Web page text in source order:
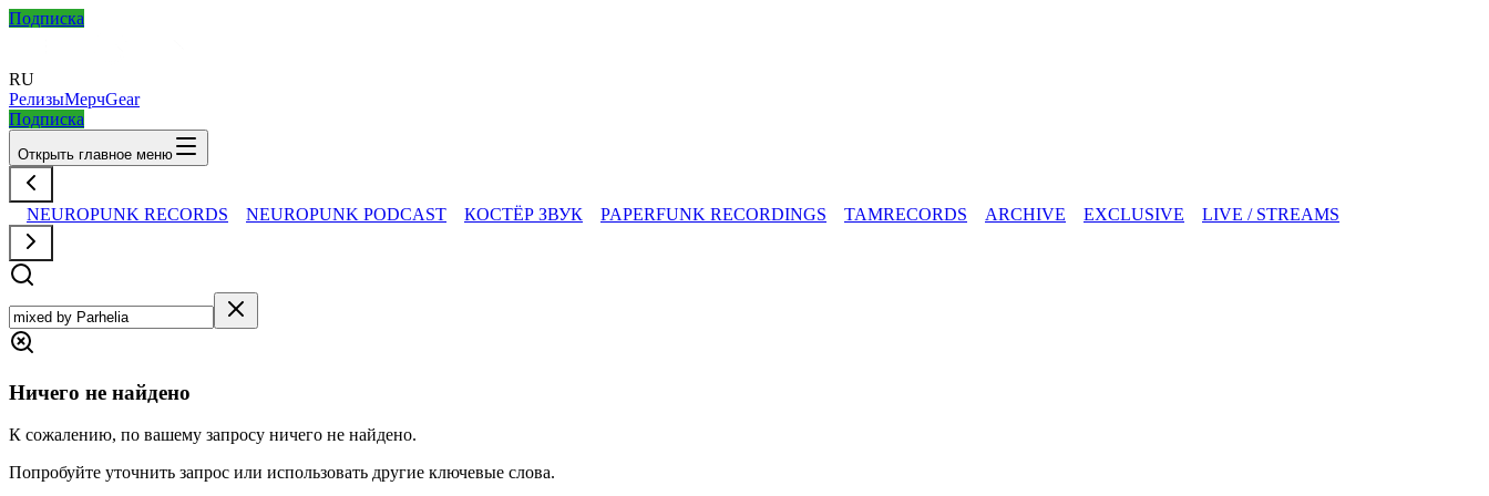
Подписка
RU
РелизыМерчGear
Подписка
Открыть главное меню
NEUROPUNK RECORDS NEUROPUNK PODCAST КОСТЁР ЗВУК PAPERFUNK RECORDINGS TAMRECORDS ARCHIVE EXCLUSIVE LIVE / STREAMS
Ничего не найдено
К сожалению, по вашему запросу ничего не найдено.
Попробуйте уточнить запрос или использовать другие ключевые слова.